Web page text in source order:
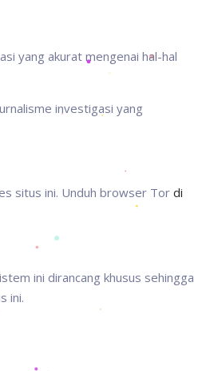
yang akurat mengenai hal-hal
investigasi yang
situs ini. Unduh browser Tor di
ini dirancang khusus sehingga
ini.